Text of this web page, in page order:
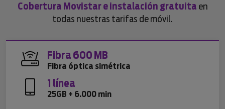
Cobertura Movistar e instalación gratuita en
todas nuestras tarifas de móvil.
Fibra 600 MB
Fibra óptica simétrica
1 línea
25GB + 6.000 min